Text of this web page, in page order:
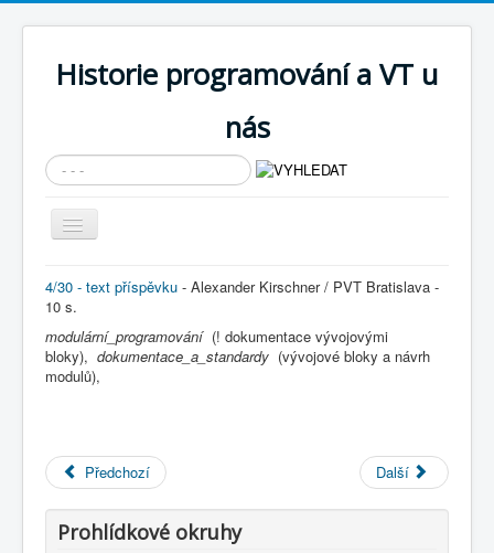
Historie programování a VT u
nás
Vyhledávání...
Přepnout
navigaci
AKTUÁLNÍ NOVINKY
Cíle expozice
PRŮVODCE EXPOZICÍ
Současnost SW a IT
Historické počítače
COBOL
O nás
4/30 - text příspěvku - Alexander Kirschner / PVT Bratislava -
10 s.
modulární_programování (! dokumentace vývojovými
bloky), dokumentace_a_standardy (vývojové bloky a návrh
modulů),
Předchozí Další
Prohlídkové okruhy